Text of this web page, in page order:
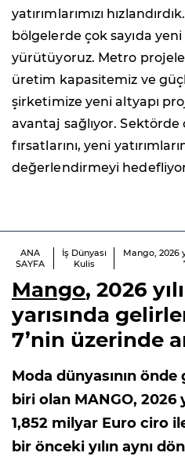
yatırımlarımızı
bölgelerde çok sayıda
yürütüyoruz. Metro
üretim kapasitemiz ve
şirketimize yeni altyapı
avantaj sağlıyor.
fırsatlarını, yeni
değerlendirmeyi
ANA
SAYFA
İş Dünyası
Kulis
Mango, 2026
Mango, 2026
yarısında
7’nin üzerinde
Moda dünyasının
biri olan MANGO, 2026
1,852 milyar Euro ciro
bir önceki yılın aynı